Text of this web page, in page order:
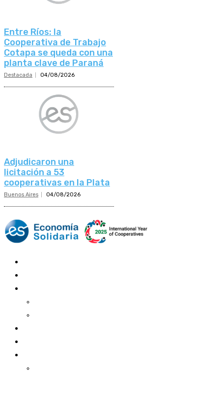
Entre Ríos: la
Cooperativa de Trabajo
Cotapa se queda con una
planta clave de Paraná
Destacada 04/08/2026
Adjudicaron una
licitación a 53
cooperativas en la Plata
Buenos Aires 04/08/2026